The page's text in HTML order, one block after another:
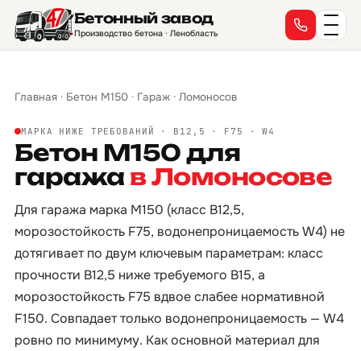
Бетонный завод
Производство бетона · Ленобласть
Главная · Бетон М150 · Гараж · Ломоносов
МАРКА НИЖЕ ТРЕБОВАНИЙ · B12,5 · F75 · W4
Бетон М150 для
гаража в Ломоносове
Для гаража марка М150 (класс B12,5,
морозостойкость F75, водонепроницаемость W4) не
дотягивает по двум ключевым параметрам: класс
прочности B12,5 ниже требуемого B15, а
морозостойкость F75 вдвое слабее нормативной
F150. Совпадает только водонепроницаемость — W4
ровно по минимуму. Как основной материал для